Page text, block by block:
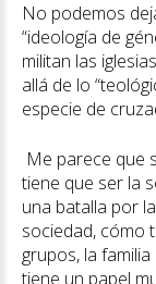
No podemos
“ideología de
militan las
allá de lo
especie de
Me parece que
tiene que ser la
una batalla por
sociedad, cómo
grupos, la
tiene un papel